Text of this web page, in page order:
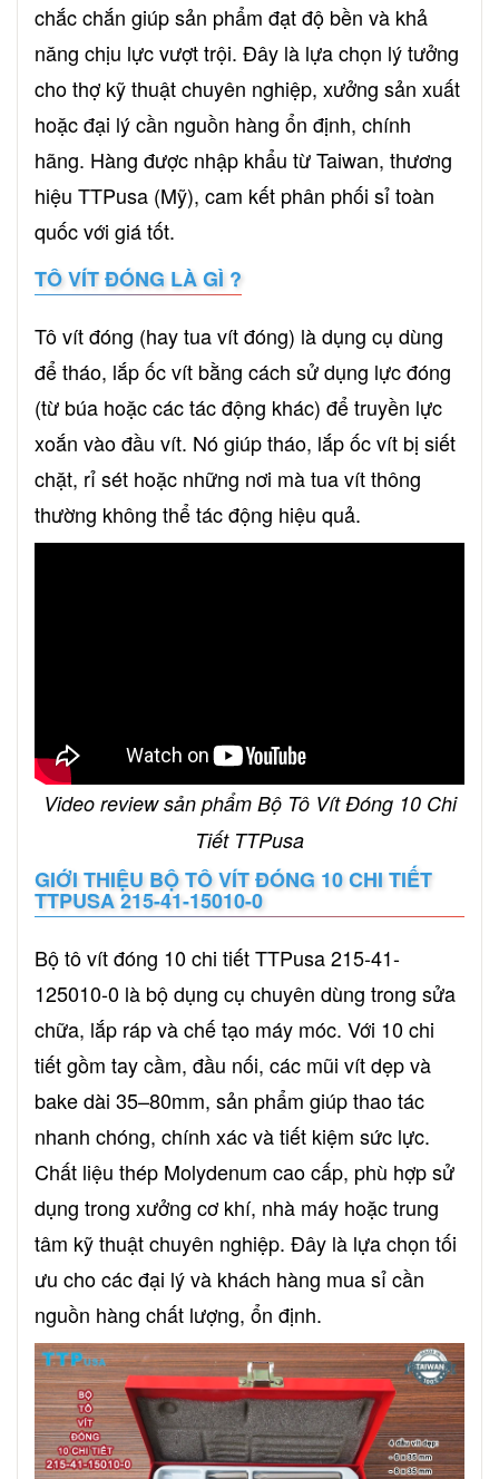
chắc chắn giúp sản phẩm đạt độ bền và khả
năng chịu lực vượt trội. Đây là lựa chọn lý tưởng
cho thợ kỹ thuật chuyên nghiệp, xưởng sản xuất
hoặc đại lý cần nguồn hàng ổn định, chính
hãng. Hàng được nhập khẩu từ Taiwan, thương
hiệu TTPusa (Mỹ), cam kết phân phối sỉ toàn
quốc với giá tốt.
TÔ VÍT ĐÓNG LÀ GÌ ?
Tô vít đóng (hay tua vít đóng) là dụng cụ dùng
để tháo, lắp ốc vít bằng cách sử dụng lực đóng
(từ búa hoặc các tác động khác) để truyền lực
xoắn vào đầu vít. Nó giúp tháo, lắp ốc vít bị siết
chặt, rỉ sét hoặc những nơi mà tua vít thông
thường không thể tác động hiệu quả.
Video review sản phẩm Bộ Tô Vít Đóng 10 Chi
Tiết TTPusa
GIỚI THIỆU BỘ TÔ VÍT ĐÓNG 10 CHI TIẾT
TTPUSA 215-41-15010-0
Bộ tô vít đóng 10 chi tiết TTPusa 215-41-
125010-0 là bộ dụng cụ chuyên dùng trong sửa
chữa, lắp ráp và chế tạo máy móc. Với 10 chi
tiết gồm tay cầm, đầu nối, các mũi vít dẹp và
bake dài 35–80mm, sản phẩm giúp thao tác
nhanh chóng, chính xác và tiết kiệm sức lực.
Chất liệu thép Molydenum cao cấp, phù hợp sử
dụng trong xưởng cơ khí, nhà máy hoặc trung
tâm kỹ thuật chuyên nghiệp. Đây là lựa chọn tối
ưu cho các đại lý và khách hàng mua sỉ cần
nguồn hàng chất lượng, ổn định.